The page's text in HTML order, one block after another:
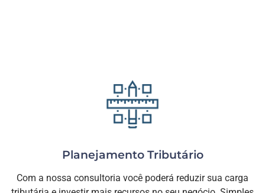
Planejamento Tributário
Com a nossa consultoria você poderá reduzir sua carga